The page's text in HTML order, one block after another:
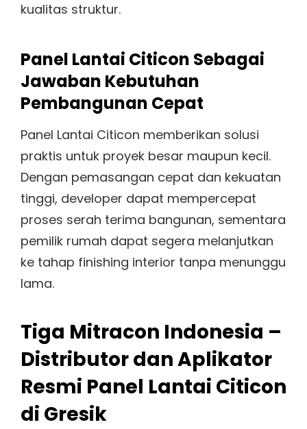
kualitas struktur.
Panel Lantai Citicon Sebagai
Jawaban Kebutuhan
Pembangunan Cepat
Panel Lantai Citicon memberikan solusi
praktis untuk proyek besar maupun kecil.
Dengan pemasangan cepat dan kekuatan
tinggi, developer dapat mempercepat
proses serah terima bangunan, sementara
pemilik rumah dapat segera melanjutkan
ke tahap finishing interior tanpa menunggu
lama.
Tiga Mitracon Indonesia –
Distributor dan Aplikator
Resmi Panel Lantai Citicon
di Gresik